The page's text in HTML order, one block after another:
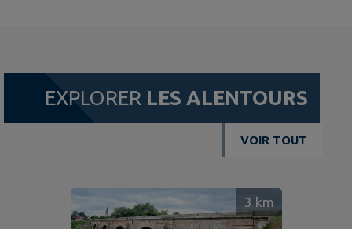
EXPLORER LES ALENTOURS
VOIR TOUT
3 km